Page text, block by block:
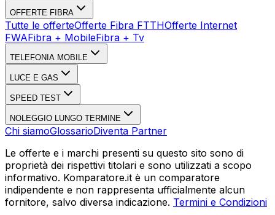
OFFERTE FIBRA
Tutte le offerteOfferte Fibra FTTHOfferte Internet
FWAFibra + MobileFibra + Tv
TELEFONIA MOBILE
LUCE E GAS
SPEED TEST
NOLEGGIO LUNGO TERMINE
Chi siamoGlossarioDiventa Partner
Le offerte e i marchi presenti su questo sito sono di
proprietà dei rispettivi titolari e sono utilizzati a scopo
informativo. Komparatore.it è un comparatore
indipendente e non rappresenta ufficialmente alcun
fornitore, salvo diversa indicazione. Termini e Condizioni